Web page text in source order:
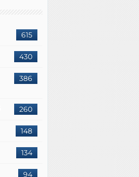
615
430
386
260
148
134
94